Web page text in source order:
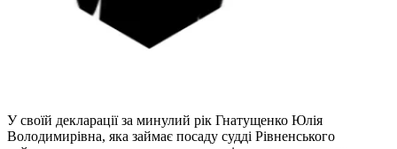
У своїй декларації за минулий рік Гнатущенко Юлія
Володимирівна, яка займає посаду судді Рівненського